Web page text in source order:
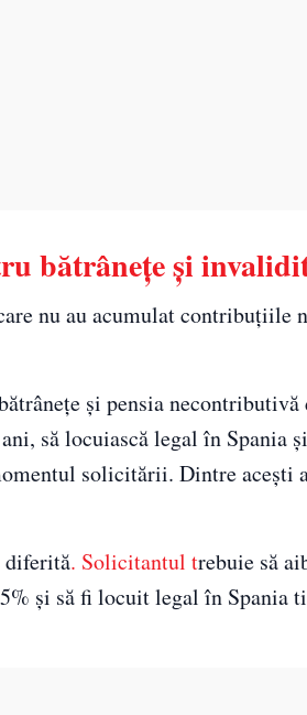
bătrânețe și
nu au acumulat contribuțiile
și pensia
să locuiască legal în Spania
solicitării. Dintre acești
diferită. Solicitantul trebuie să
și să fi locuit legal în Spania